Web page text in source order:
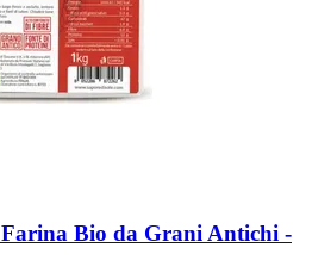
Farina Bio da Grani Antichi -​